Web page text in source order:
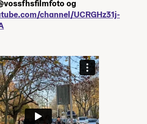
og
channel/UCRGHz31j-